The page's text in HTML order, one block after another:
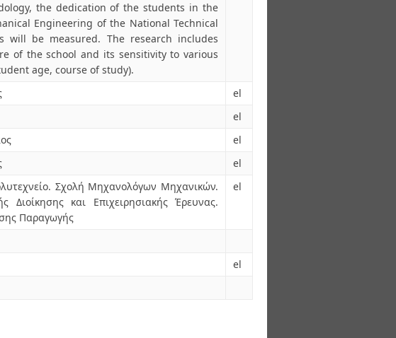
the dedication of the students in the
Engineering of the National Technical
will be measured. The research includes
of the school and its sensitivity to various
age, course of study).
el
el
el
el
Σχολή Μηχανολόγων Μηχανικών.
Διοίκησης και Επιχειρησιακής Έρευνας.
Παραγωγής
el
el